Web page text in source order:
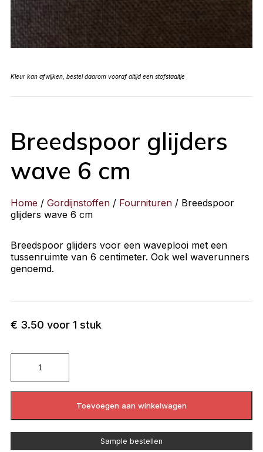
Kleur kan afwijken, bestel daarom vooraf altijd een stofstaaltje
Breedspoor glijders
wave 6 cm
Home / Gordijnstoffen / Fournituren / Breedspoor
glijders wave 6 cm
Breedspoor glijders voor een waveplooi met een
tussenruimte van 6 centimeter. Ook wel waverunners
genoemd.
€ 3.50 voor 1 stuk
Toevoegen aan winkelwagen
Sample bestellen